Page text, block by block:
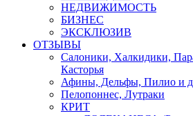
НЕДВИЖИМОСТЬ
БИЗНЕС
ЭКСКЛЮЗИВ
ОТЗЫВЫ
Салоники, Халкидики,
Касторья
Афины, Дельфы, Пилио и
Пелопоннес, Лутраки
КРИТ